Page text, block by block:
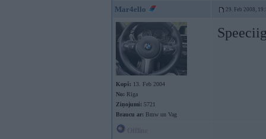
Mar4ello 29. Feb 2008,
Kopš: 13. Feb 2004
No: Rīga
Ziņojumi: 5721
Braucu ar: Bmw un Vag